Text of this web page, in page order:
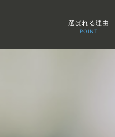
選ばれる理由
POINT